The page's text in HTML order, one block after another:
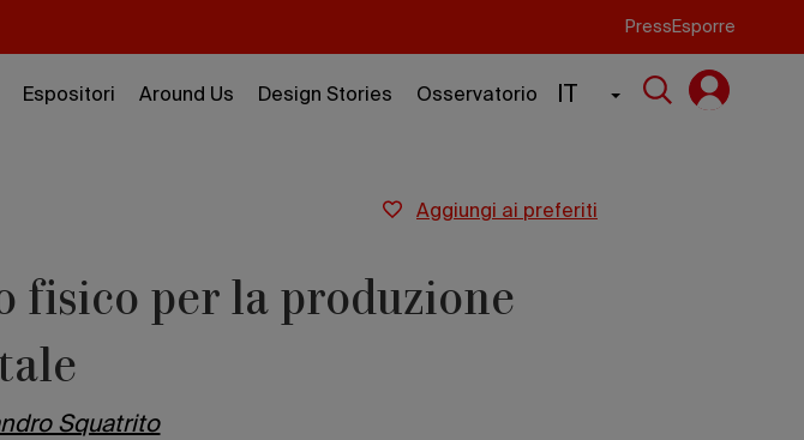
Press Esporre
Espositori Around Us Design Stories Osservatorio IT
aggiungi ai preferiti
fisico per la produzione
Squatrito